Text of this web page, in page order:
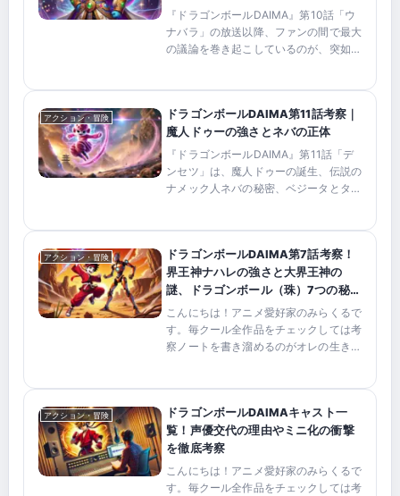
『ドラゴンボールDAIMA』第10話「ウ
ナバラ」の放送以降、ファンの間で最大
の議論を巻き起こしているのが、突如と
「良き大魔王」の命に...
アクション・冒険
ドラゴンボールDAIMA第11話考察｜
魔人ドゥーの強さとネバの正体
『ドラゴンボールDAIMA』第11話「デ
ンセツ」は、魔人ドゥーの誕生、伝説の
ナメック人ネバの秘密、ベジータとタマ
で、大魔界のドラゴンボ...
アクション・冒険
ドラゴンボールDAIMA第7話考察！
界王神ナハレの強さと大界王神の
謎、ドラゴンボール（珠）7つの秘密
を徹底解明！
こんにちは！アニメ愛好家のみらくるで
す。毎クール全作品をチェックしては考
察ノートを書き溜めるのがオレの生きが
盾した展開にはズバッと辛...
アクション・冒険
ドラゴンボールDAIMAキャスト一
覧！声優交代の理由やミニ化の衝撃
を徹底考察
こんにちは！アニメ愛好家のみらくるで
す。毎クール全作品をチェックしては考